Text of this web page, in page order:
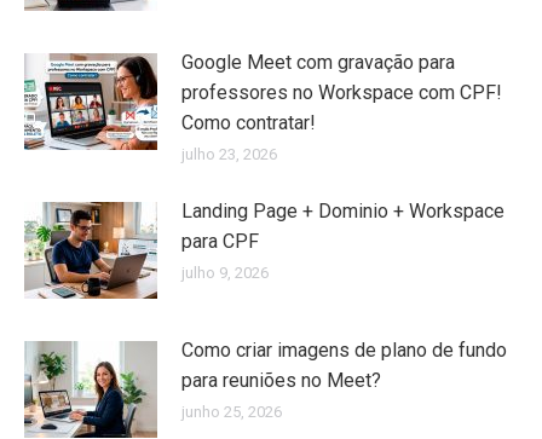
Google Meet com gravação para
professores no Workspace com CPF!
Como contratar!
julho 23, 2026
Landing Page + Dominio + Workspace
para CPF
julho 9, 2026
Como criar imagens de plano de fundo
para reuniões no Meet?
junho 25, 2026